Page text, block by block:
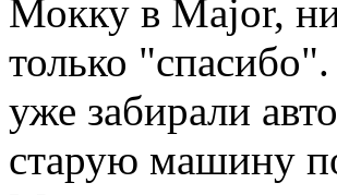
Мокку в Major,
только
уже забирали
старую машину